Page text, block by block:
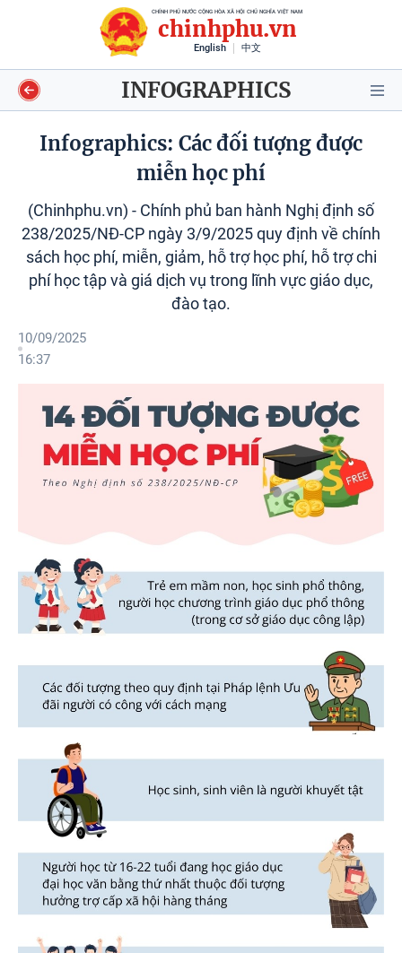
CHÍNH PHỦ NƯỚC CỘNG HÒA XÃ HỘI CHỦ NGHĨA VIỆT NAM
chinhphu.vn
English 中文
INFOGRAPHICS
Voices
Shorts video
Photos
Infographics: Các đối tượng được
miễn học phí
(Chinhphu.vn) - Chính phủ ban hành Nghị định số
238/2025/NĐ-CP ngày 3/9/2025 quy định về chính
sách học phí, miễn, giảm, hỗ trợ học phí, hỗ trợ chi
phí học tập và giá dịch vụ trong lĩnh vực giáo dục,
đào tạo.
10/09/2025
16:37